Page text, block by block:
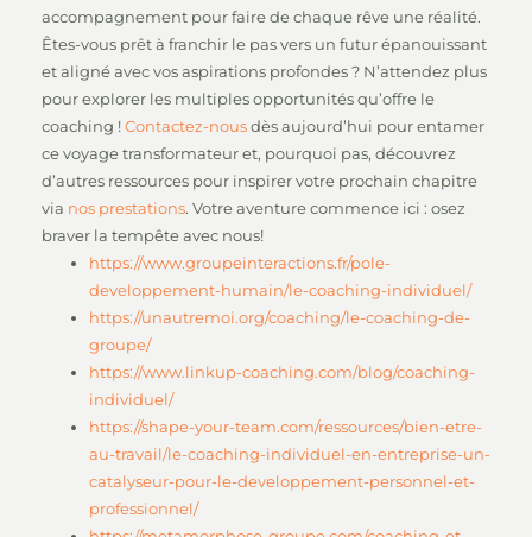
accompagnement pour faire de chaque rêve une réalité.
Êtes-vous prêt à franchir le pas vers un futur épanouissant
et aligné avec vos aspirations profondes ? N’attendez plus
pour explorer les multiples opportunités qu’offre le
coaching !Contactez-nousdès aujourd’hui pour entamer
ce voyage transformateur et, pourquoi pas, découvrez
d’autres ressources pour inspirer votre prochain chapitre
via nos prestations. Votre aventure commence ici : osez
braver la tempête avec nous!
https://www.groupeinteractions.fr/pole-
developpement-humain/le-coaching-individuel/
https://unautremoi.org/coaching/le-coaching-de-
groupe/
https://www.linkup-coaching.com/blog/coaching-
individuel/
https://shape-your-team.com/ressources/bien-etre-
au-travail/le-coaching-individuel-en-entreprise-un-
catalyseur-pour-le-developpement-personnel-et-
professionnel/